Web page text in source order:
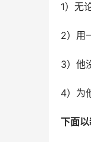
1）无
2）用
3）他
4）为
下面